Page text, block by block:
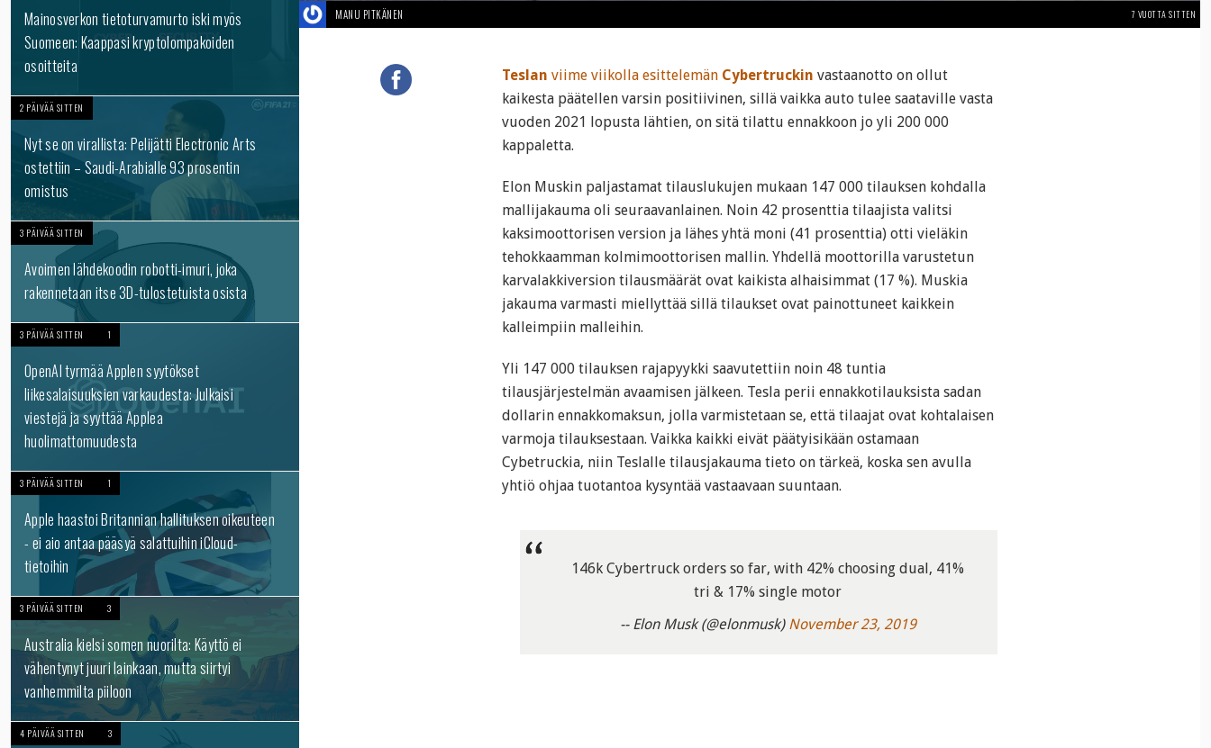
Mainosverkon tietoturvamurto iski myös
Suomeen: Kaappasi kryptolompakoiden
osoitteita
2 PÄIVÄÄ SITTEN
Nyt se on virallista: Pelijätti Electronic Arts
ostettiin – Saudi-Arabialle 93 prosentin
omistus
3 PÄIVÄÄ SITTEN
Avoimen lähdekoodin robotti-imuri, joka
rakennetaan itse 3D-tulostetuista osista
3 PÄIVÄÄ SITTEN 1
OpenAI tyrmää Applen syytökset
liikesalaisuuksien varkaudesta: Julkaisi
viestejä ja syyttää Applea
huolimattomuudesta
3 PÄIVÄÄ SITTEN 1
Apple haastoi Britannian hallituksen oikeuteen
- ei aio antaa pääsyä salattuihin iCloud-
tietoihin
3 PÄIVÄÄ SITTEN 3
Australia kielsi somen nuorilta: Käyttö ei
vähentynyt juuri lainkaan, mutta siirtyi
vanhemmilta piiloon
4 PÄIVÄÄ SITTEN 3
MANU PITKÄNEN 7 VUOTTA SITTEN
Teslan viime viikolla esittelemän Cybertruckin vastaanotto on ollut
kaikesta päätellen varsin positiivinen, sillä vaikka auto tulee saataville vasta
vuoden 2021 lopusta lähtien, on sitä tilattu ennakkoon jo yli 200 000
kappaletta.
Elon Muskin paljastamat tilauslukujen mukaan 147 000 tilauksen kohdalla
mallijakauma oli seuraavanlainen. Noin 42 prosenttia tilaajista valitsi
kaksimoottorisen version ja lähes yhtä moni (41 prosenttia) otti vieläkin
tehokkaamman kolmimoottorisen mallin. Yhdellä moottorilla varustetun
karvalakkiversion tilausmäärät ovat kaikista alhaisimmat (17 %). Muskia
jakauma varmasti miellyttää sillä tilaukset ovat painottuneet kaikkein
kalleimpiin malleihin.
Yli 147 000 tilauksen rajapyykki saavutettiin noin 48 tuntia
tilausjärjestelmän avaamisen jälkeen. Tesla perii ennakkotilauksista sadan
dollarin ennakkomaksun, jolla varmistetaan se, että tilaajat ovat kohtalaisen
varmoja tilauksestaan. Vaikka kaikki eivät päätyisikään ostamaan
Cybetruckia, niin Teslalle tilausjakauma tieto on tärkeä, koska sen avulla
yhtiö ohjaa tuotantoa kysyntää vastaavaan suuntaan.
146k Cybertruck orders so far, with 42% choosing dual, 41%
tri & 17% single motor
-- Elon Musk (@elonmusk) November 23, 2019